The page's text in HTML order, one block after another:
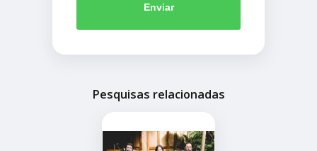
Enviar
Pesquisas relacionadas